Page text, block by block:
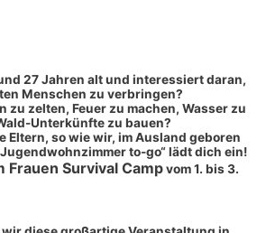
27 Jahren alt und interessiert daran,
Menschen zu verbringen?
zu zelten, Feuer zu machen, Wasser zu
Unterkünfte zu bauen?
Eltern, so wie wir, im Ausland geboren
to-go“ lädt dich ein!
Frauen Survival Campvom 1. bis 3.